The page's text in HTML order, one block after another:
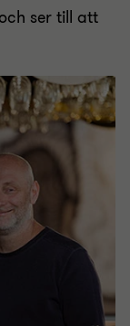
ser till att